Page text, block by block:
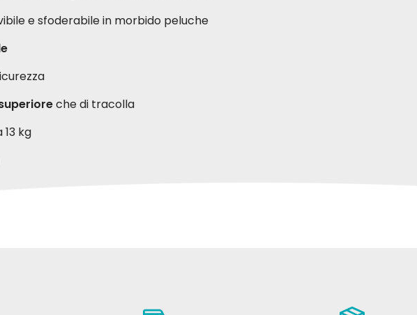
e sfoderabile in morbido peluche
che di tracolla
kg
confortevole, ottima fattura.